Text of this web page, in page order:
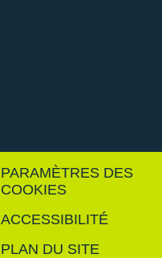
PARAMÈTRES DES
COOKIES
ACCESSIBILITÉ
PLAN DU SITE